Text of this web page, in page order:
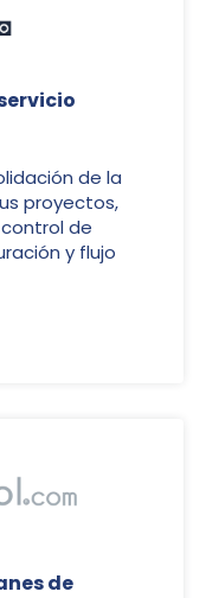
de la
proyectos,
de
y flujo
de